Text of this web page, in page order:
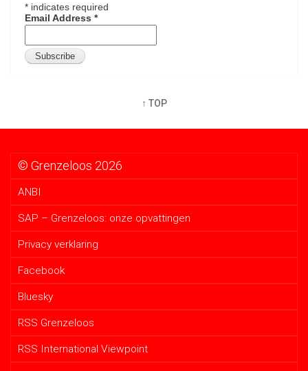
* indicates required
Email Address *
↑ TOP
© Grenzeloos 2026
ANBI
SAP – Grenzeloos: onze opvattingen
Privacy verklaring
Facebook
Bluesky
RSS Grenzeloos
RSS International Viewpoint